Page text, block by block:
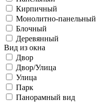
Кирпичный
Монолитно-панельный
Блочный
Деревянный
Вид из окна
Двор
Двор/Улица
Улица
Парк
Панорамный вид